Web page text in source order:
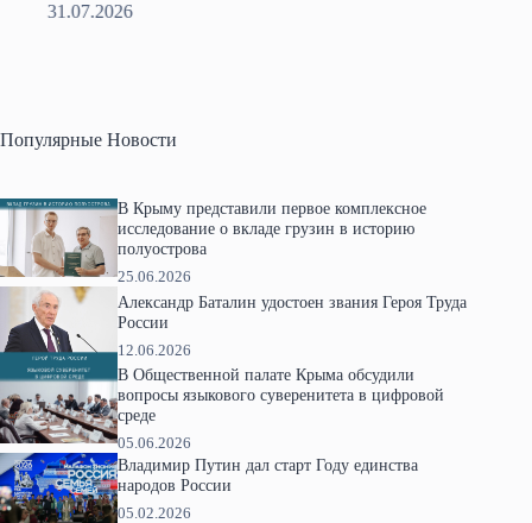
31.07.2026
Популярные Новости
В Крыму представили первое комплексное
исследование о вкладе грузин в историю
полуострова
25.06.2026
Александр Баталин удостоен звания Героя Труда
России
12.06.2026
В Общественной палате Крыма обсудили
вопросы языкового суверенитета в цифровой
среде
05.06.2026
Владимир Путин дал старт Году единства
народов России
05.02.2026